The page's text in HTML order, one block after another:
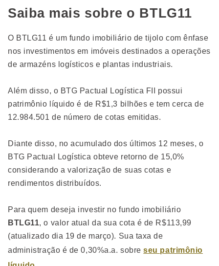
Saiba mais sobre o BTLG11
O BTLG11 é um fundo imobiliário de tijolo com ênfase
nos investimentos em imóveis destinados a operações
de armazéns logísticos e plantas industriais.
Além disso, o BTG Pactual Logística FII possui
patrimônio líquido é de R$1,3 bilhões e tem cerca de
12.984.501 de número de cotas emitidas.
Diante disso, no acumulado dos últimos 12 meses, o
BTG Pactual Logística obteve retorno de 15,0%
considerando a valorização de suas cotas e
rendimentos distribuídos.
Para quem deseja investir no fundo imobiliário
BTLG11, o valor atual da sua cota é de R$113,99
(atualizado dia 19 de março). Sua taxa de
administração é de 0,30%a.a. sobreseu patrimônio